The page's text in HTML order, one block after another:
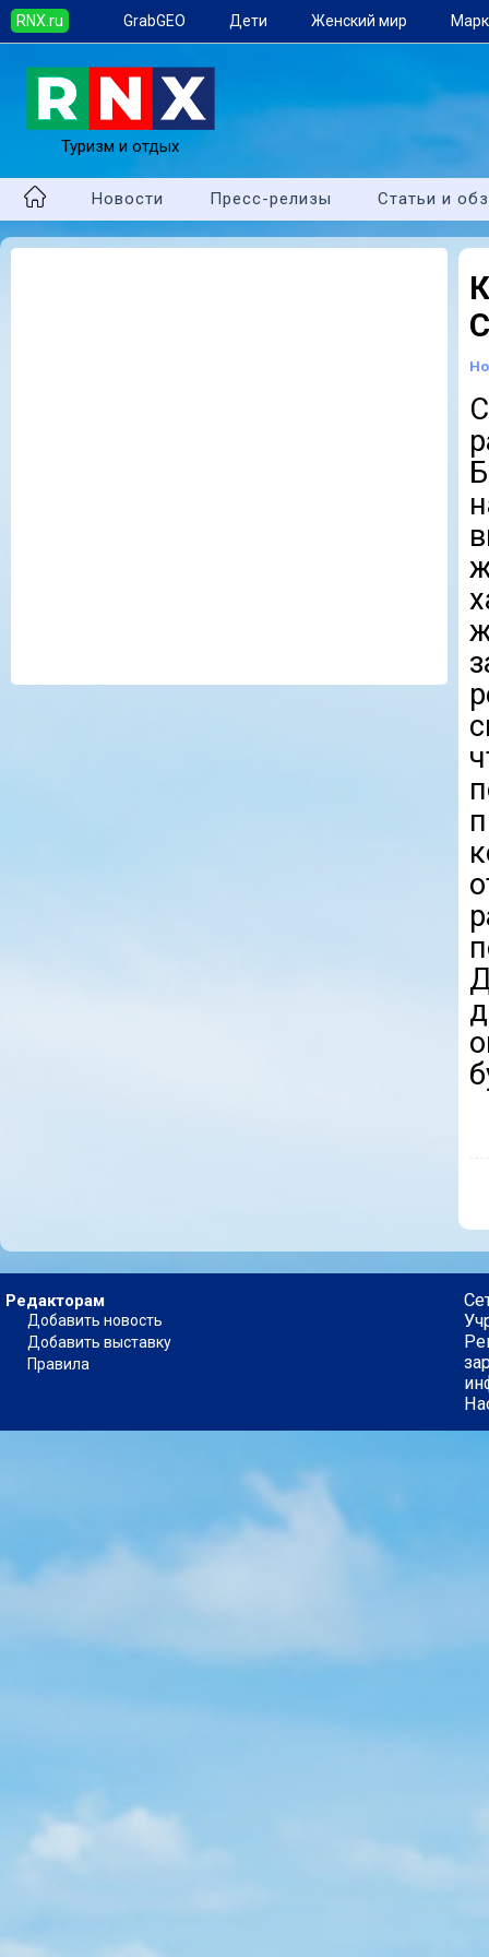
RNX.ru GrabGEO Дети Женский мир
Туризм и отдых
Новости Пресс-релизы Статьи и
Редакторам
Добавить новость
Добавить выставку
Правила